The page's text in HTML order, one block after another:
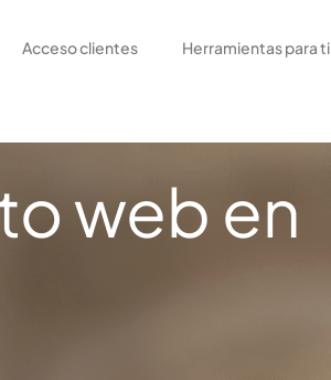
Acceso clientes Herramientas para ti
web en